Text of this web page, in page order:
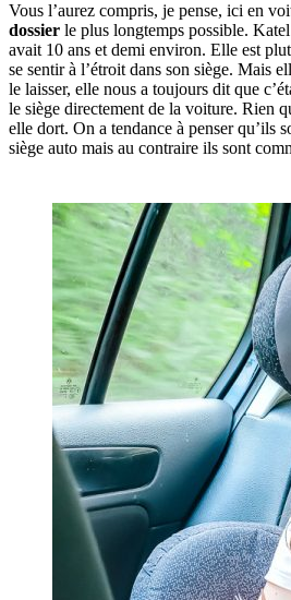
Vous l’aurez compris, je pense, ici en
dossier le plus longtemps possible.
avait 10 ans et demi environ. Elle est
se sentir à l’étroit dans son siège. Mais
le laisser, elle nous a toujours dit que
le siège directement de la voiture. Rien
elle dort. On a tendance à penser qu’ils
siège auto mais au contraire ils sont